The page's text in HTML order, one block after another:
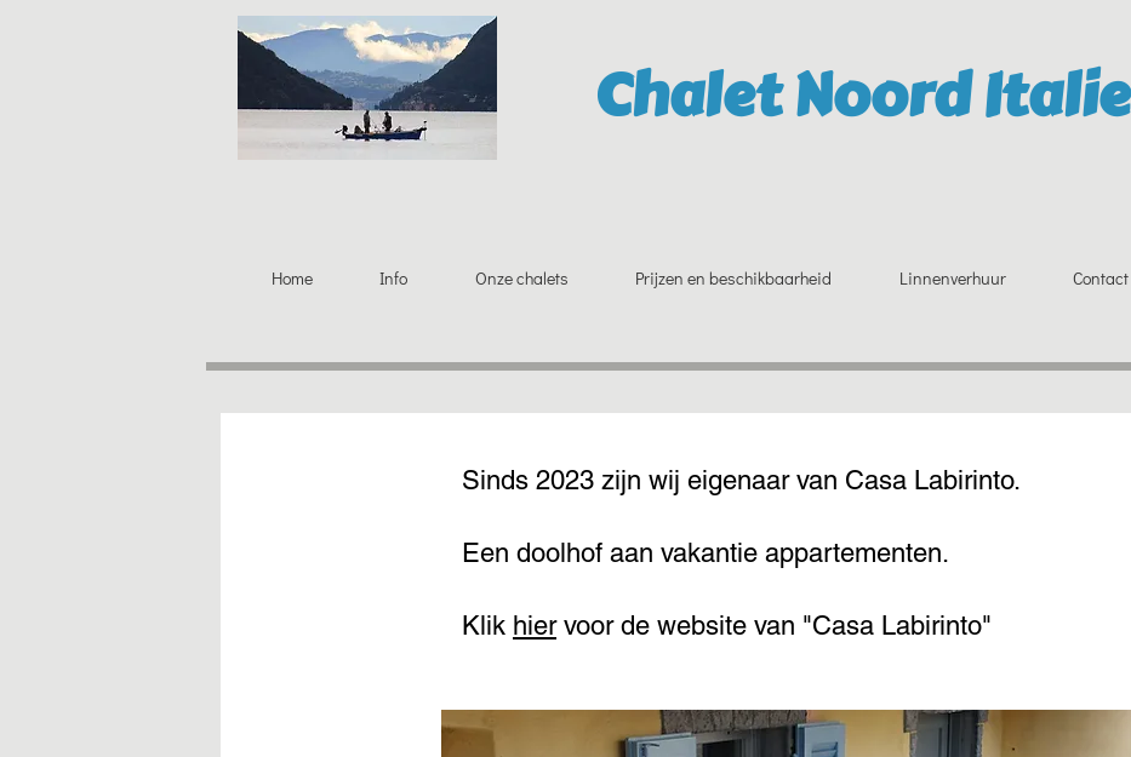
Chalet Noord Italie
Home Info Onze chalets Prijzen en beschikbaarheid Linnenverhuur Contact
Sinds 2023 zijn wij eigenaar van Casa Labirinto.
Een doolhof aan vakantie appartementen.
Klik hiervoor de website van "Casa Labirinto"